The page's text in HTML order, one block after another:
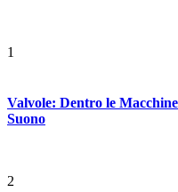
1
Valvole: Dentro le
Suono
2